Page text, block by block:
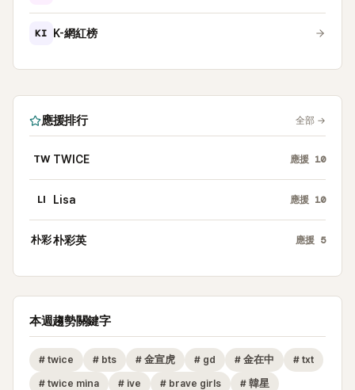
KI K-網紅榜
應援排行 全部 →
TW TWICE 應援 10
LI Lisa 應援 10
朴彩朴彩英 應援 5
本週趨勢關鍵字
# twice # bts # 金宣虎 # gd # 金在中 # txt
# twice mina # ive # brave girls # 韓星